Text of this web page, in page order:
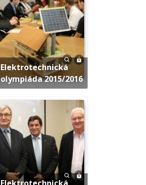
Elektrotechnická
olympiáda 2015/2016